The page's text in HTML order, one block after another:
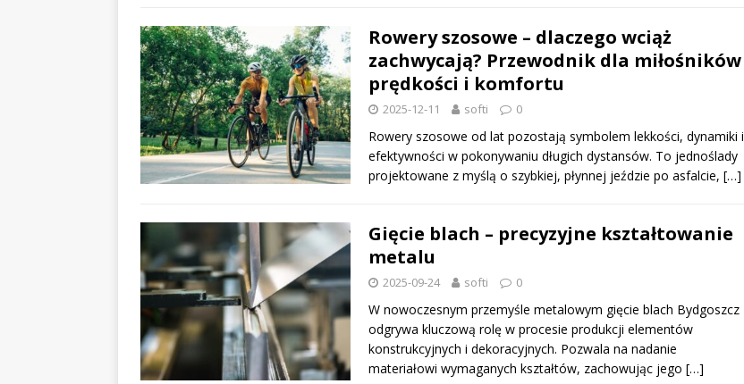
Rowery szosowe – dlaczego wciąż
zachwycają? Przewodnik dla miłośników
prędkości i komfortu
2025-12-11 softi 0
Rowery szosowe od lat pozostają symbolem lekkości, dynamiki i
efektywności w pokonywaniu długich dystansów. To jednoślady
projektowane z myślą o szybkiej, płynnej jeździe po asfalcie, […]
Gięcie blach – precyzyjne kształtowanie
metalu
2025-09-24 softi 0
W nowoczesnym przemyśle metalowym gięcie blach Bydgoszcz
odgrywa kluczową rolę w procesie produkcji elementów
konstrukcyjnych i dekoracyjnych. Pozwala na nadanie
materiałowi wymaganych kształtów, zachowując jego […]